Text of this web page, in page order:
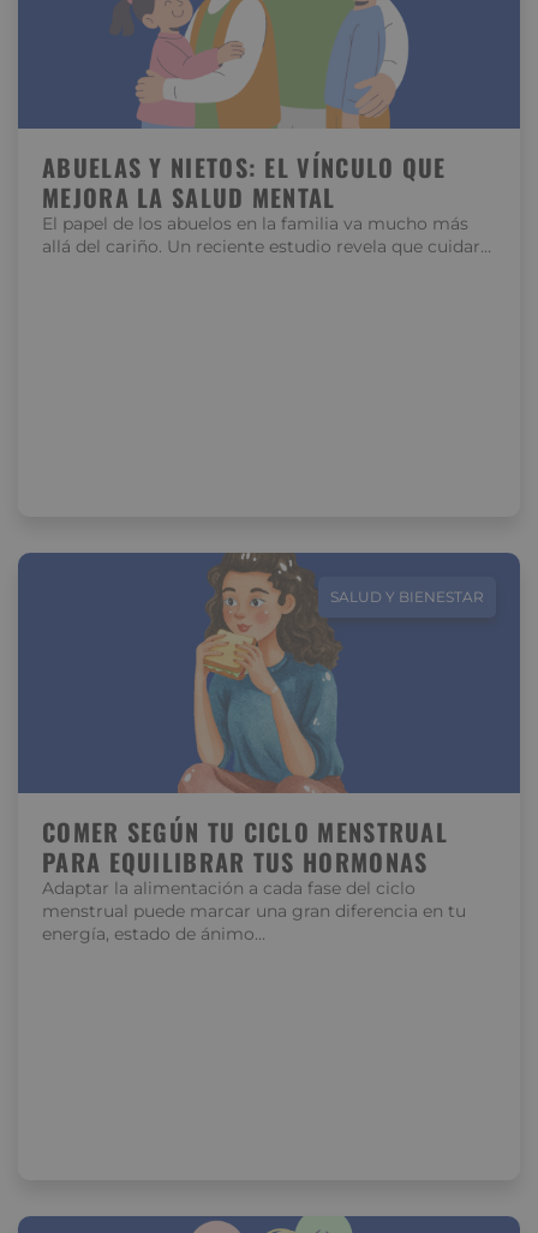
ABUELAS Y NIETOS: EL VÍNCULO QUE
MEJORA LA SALUD MENTAL
El papel de los abuelos en la familia va mucho más
allá del cariño. Un reciente estudio revela que cuidar…
SALUD Y BIENESTAR
COMER SEGÚN TU CICLO MENSTRUAL
PARA EQUILIBRAR TUS HORMONAS
Adaptar la alimentación a cada fase del ciclo
menstrual puede marcar una gran diferencia en tu
energía, estado de ánimo…